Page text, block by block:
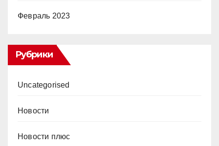
Февраль 2023
Рубрики
Uncategorised
Новости
Новости плюс